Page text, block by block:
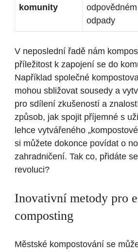
komunity
odpady
V neposlední řadě nám⁢
příležitost k zapojení se do
Například společné
mohou sbližovat sousedy a
pro sdílení zkušeností a
způsob, jak spojit příjemné s
lehce vytvářeného
si můžete dokonce povídat o
zahradničení. Tak co, přidáte
revoluci?
Inovativní metody pro
composting
Městské kompostování se